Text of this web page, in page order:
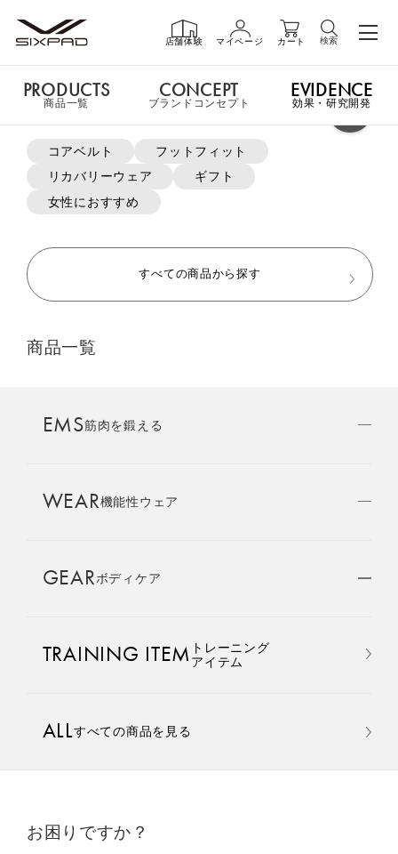
店舗体験 マイページ カート 検索
PRODUCTS商品一覧
GIFT ギフト
LIVE SHOPPING
AMBASSADOR
SIXPAD APP
COLUMN
LARGE ORDER⼤⼝注⽂窓⼝
MULTI EMS
よく検索されているキーワード
コアベルト
フットフィット
リカバリーウェア
ギフト
女性におすすめ
すべての商品から探す
商品一覧
EMS筋肉を鍛える
WEAR機能性ウェア
GEARボディケア
TRAINING ITEM トレーニング
アイテム
ALLすべての商品を見る
お困りですか？
PRODUCTS
商品一覧
CONCEPT
ブランドコンセプト
EVIDENCE
効果・研究開発
申し訳ございません。この商品には詳細情報がありません。
おすすめ商品・新商品はこちら
手軽に、パワフルに、進化。